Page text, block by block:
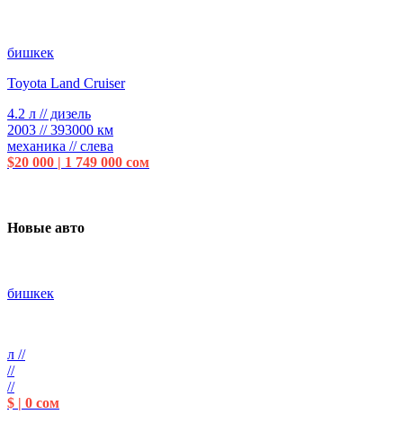
бишкек
Toyota Land Cruiser
4.2 л // дизель
2003 // 393000 км
механика // слева
$20 000 | 1 749 000 сом
Новые авто
бишкек
л //
//
//
$ | 0 сом